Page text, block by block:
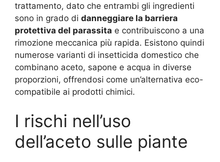
trattamento, dato che entrambi gli ingredienti
sono in grado di danneggiare la barriera
protettiva del parassita e contribuiscono a una
rimozione meccanica più rapida. Esistono quindi
numerose varianti di insetticida domestico che
combinano aceto, sapone e acqua in diverse
proporzioni, offrendosi come un’alternativa eco-
compatibile ai prodotti chimici.
I rischi nell’uso
dell’aceto sulle piante